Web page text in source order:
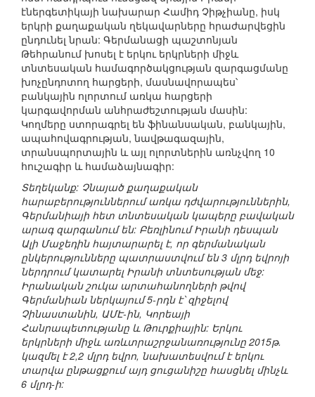
էներգետիկայի նախարար Համիդ Չիթչիանը, իսկ
երկրի քաղաքական ղեկավարները հրաժարվեցին
ընդունել նրան: Գերմանացի պաշտոնյան
Թեհրանում խոսել է երկու երկրների միջև
տնտեսական համագործակցության զարգացմանը
խոչընդոտող հարցերի, մասնավորապես՝
բանկային ոլորտում առկա հարցերի
կարգավորման անհրաժեշտության մասին:
Կողմերը ստորագրել են ֆինանսական, բանկային,
ապահովագրության, նավթագազային,
տրանսպորտային և այլ ոլորտներին առնչվող 10
հուշագիր և համաձայնագիր:
Տեղեկանք: Չնայած քաղաքական
հարաբերություններում առկա դժվարություններին,
Գերմանիայի հետ տնտեսական կապերը բավական
արագ զարգանում են: Բեռլինում Իրանի դեսպան
Ալի Մաջեդին հայտարարել է, որ գերմանական
ընկերությունները պատրաստվում են 3 մլրդ եվրոյի
ներդրում կատարել Իրանի տնտեսության մեջ:
Իրանական շուկա արտահանողների թվով
Գերմանիան ներկայում 5-րդն է՝ զիջելով
Չինաստանին, ԱՄԷ-ին, Կորեայի
Հանրապետությանը և Թուրքիային: Երկու
երկրների միջև առևտրաշրջանառությունը 2015թ.
կազմել է 2,2 մլրդ եվրո, նախատեսվում է երկու
տարվա ընթացքում այդ ցուցանիշը հասցնել մինչև
6 մլրդ-ի: